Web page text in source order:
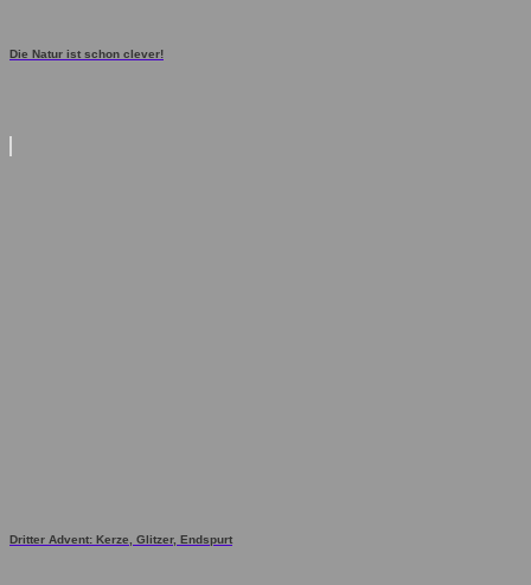
Die Natur ist schon clever!
Dritter Advent: Kerze, Glitzer, Endspurt